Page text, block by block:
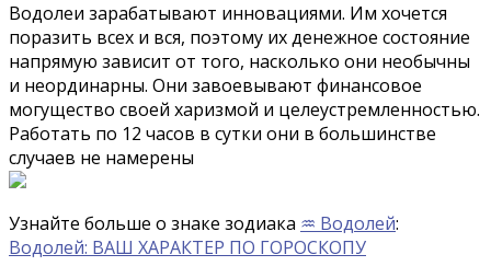
Водолеи зарабатывают инновациями. Им хочется
поразить всех и вся, поэтому их денежное состояние
напрямую зависит от того, насколько они необычны
и неординарны. Они завоевывают финансовое
могущество своей харизмой и целеустремленностью.
Работать по 12 часов в сутки они в большинстве
случаев не намерены
Узнайте больше о знаке зодиака ♒ Водолей:
Водолей: ВАШ ХАРАКТЕР ПО ГОРОСКОПУ